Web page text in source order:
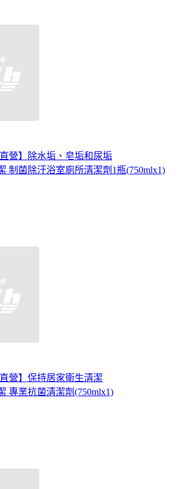
營】除水垢、皂垢和尿垢
制菌除汙浴室廁所清潔劑1瓶(750mlx1)
營】保持居家衛生清潔
專業抗菌清潔劑(750mlx1)